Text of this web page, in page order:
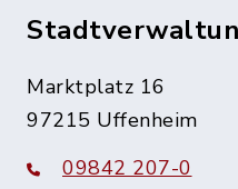
Marktplatz 16
97215 Uffenheim
09842 207-0